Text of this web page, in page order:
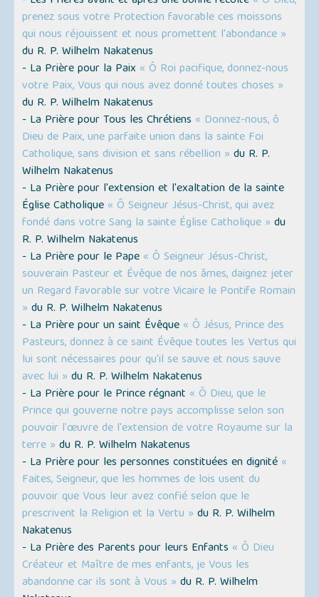
prenez sous votre Protection favorable ces moissons
qui nous réjouissent et nous promettent l'abondance »
du R. P. Wilhelm Nakatenus
- La Prière pour la Paix « Ô Roi pacifique, donnez-nous
votre Paix, Vous qui nous avez donné toutes choses »
du R. P. Wilhelm Nakatenus
- La Prière pour Tous les Chrétiens « Donnez-nous, ô
Dieu de Paix, une parfaite union dans la sainte Foi
Catholique, sans division et sans rébellion » du R. P.
Wilhelm Nakatenus
- La Prière pour l'extension et l'exaltation de la sainte
Église Catholique « Ô Seigneur Jésus-Christ, qui avez
fondé dans votre Sang la sainte Église Catholique » du
R. P. Wilhelm Nakatenus
- La Prière pour le Pape « Ô Seigneur Jésus-Christ,
souverain Pasteur et Évêque de nos âmes, daignez jeter
un Regard favorable sur votre Vicaire le Pontife Romain
» du R. P. Wilhelm Nakatenus
- La Prière pour un saint Évêque « Ô Jésus, Prince des
Pasteurs, donnez à ce saint Évêque toutes les Vertus qui
lui sont nécessaires pour qu'il se sauve et nous sauve
avec lui » du R. P. Wilhelm Nakatenus
- La Prière pour le Prince régnant « Ô Dieu, que le
Prince qui gouverne notre pays accomplisse selon son
pouvoir l'œuvre de l'extension de votre Royaume sur la
terre » du R. P. Wilhelm Nakatenus
- La Prière pour les personnes constituées en dignité «
Faites, Seigneur, que les hommes de lois usent du
pouvoir que Vous leur avez confié selon que le
prescrivent la Religion et la Vertu » du R. P. Wilhelm
Nakatenus
- La Prière des Parents pour leurs Enfants « Ô Dieu
Créateur et Maître de mes enfants, je Vous les
abandonne car ils sont à Vous » du R. P. Wilhelm